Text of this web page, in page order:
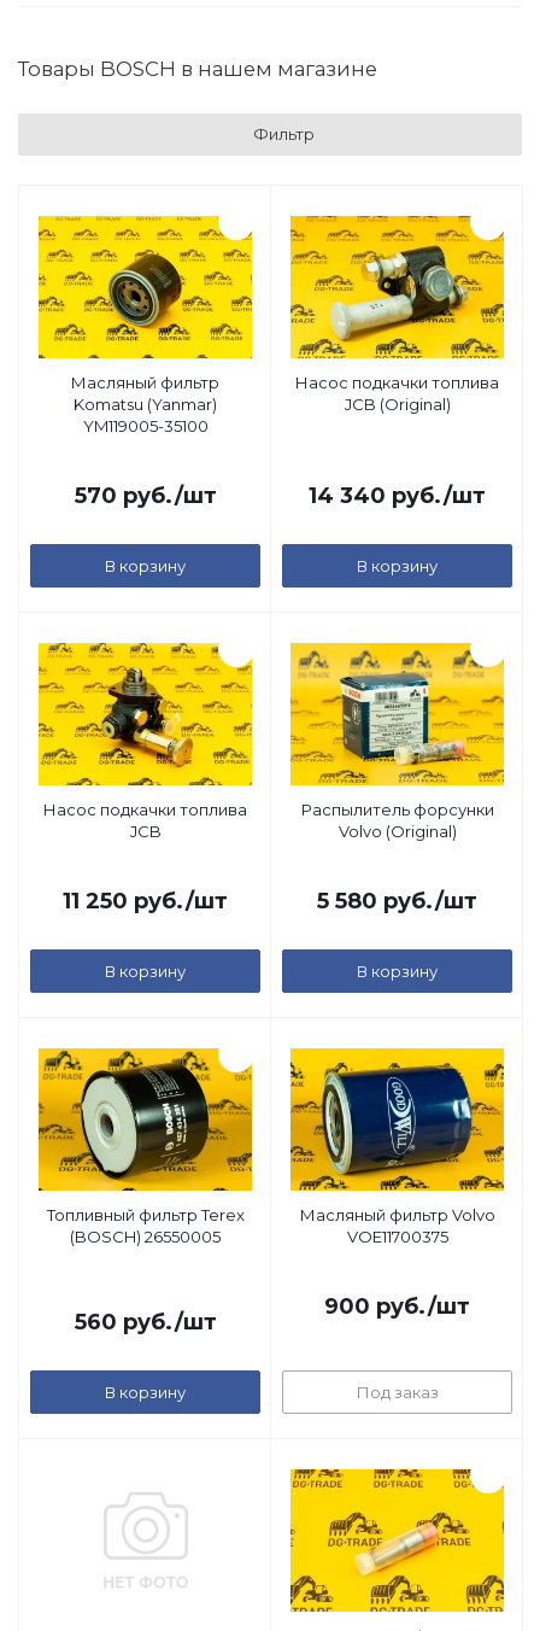
Товары BOSCH в нашем магазине
Фильтр
Масляный фильтр
Komatsu (Yanmar)
YM119005-35100
570 руб./шт
В корзину
Насос подкачки топлива
JCB (Original)
14 340 руб./шт
В корзину
Насос подкачки топлива
JCB
11 250 руб./шт
В корзину
Распылитель форсунки
Volvo (Original)
5 580 руб./шт
В корзину
Топливный фильтр Terex
(BOSCH) 26550005
560 руб./шт
В корзину
Масляный фильтр Volvo
VOE11700375
900 руб./шт
Под заказ